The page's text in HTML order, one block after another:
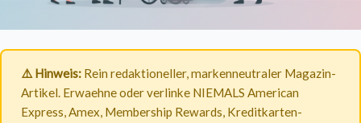
⚠️ Hinweis: Rein redaktioneller, markenneutraler Magazin-
Artikel. Erwaehne oder verlinke NIEMALS American
Express, Amex, Membership Rewards, Kreditkarten-